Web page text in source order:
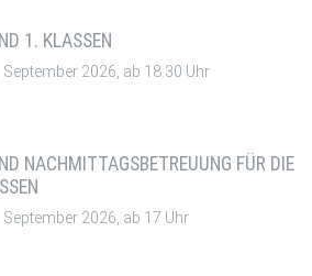
1. KLASSEN
September 2026, ab 18:30 Uhr
NACHMITTAGSBETREUUNG FÜR DIE
September 2026, ab 17 Uhr